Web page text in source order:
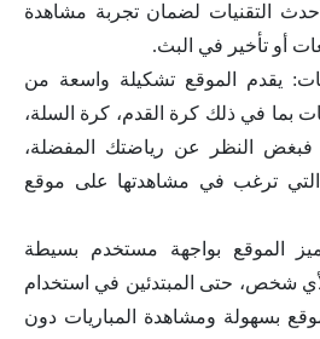
التقنيات لضمان تجربة مشاهدة
أو تأخير في البث.
يقدم الموقع تشكيلة واسعة من
بما في ذلك كرة القدم، كرة السلة،
فبغض النظر عن رياضتك المفضلة،
التي ترغب في مشاهدتها على موقع
الموقع بواجهة مستخدم بسيطة
شخص، حتى المبتدئين في استخدام
بسهولة ومشاهدة المباريات دون